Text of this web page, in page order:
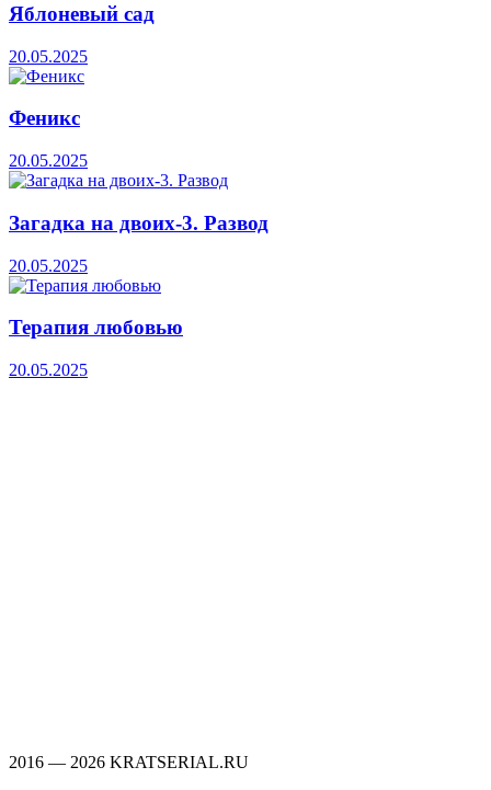
Яблоневый сад
20.05.2025
Феникс
20.05.2025
Загадка на двоих-3. Развод
20.05.2025
Терапия любовью
20.05.2025
2016 — 2026 KRATSERIAL.RU